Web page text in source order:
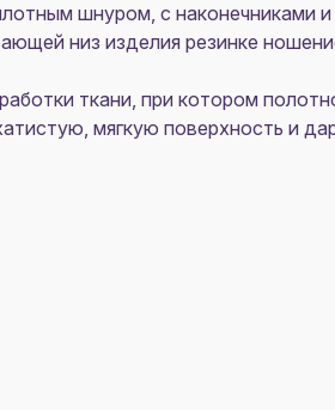
шнуром, с наконечниками
низ изделия резинке
ткани, при котором
мягкую поверхность и